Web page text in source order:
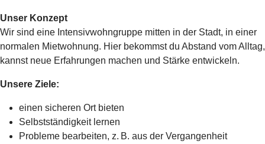
Unser Konzept
Wir sind eine Intensivwohngruppe mitten in der Stadt, in einer
normalen Mietwohnung. Hier bekommst du Abstand vom Alltag,
kannst neue Erfahrungen machen und Stärke entwickeln.
Unsere Ziele:
einen sicheren Ort bieten
Selbstständigkeit lernen
Probleme bearbeiten, z. B. aus der Vergangenheit